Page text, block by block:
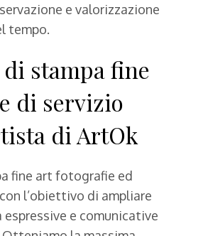
e valorizzazione
tempo.
di stampa fine
di servizio
di ArtOk
fine art fotografie ed
l’obiettivo di ampliare
e comunicative